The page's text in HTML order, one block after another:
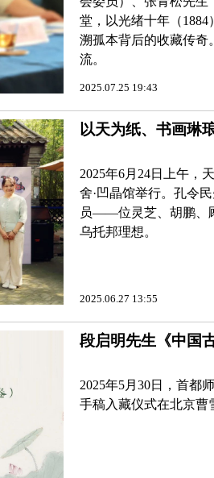
堂，以光绪十年（
溯孤本背后的收藏传奇
流。
2025.07.25 19:43
以天为纸、书画琳
2025年6月24日上午，
舍·凹晶馆举行。孔令
员——位灵芝、胡鹏、
乌托邦理想。
2025.06.27 13:55
段启明先生《中国
2025年5月30日，首都
手稿入藏仪式在北京曹